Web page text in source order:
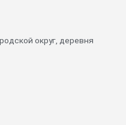
округ, деревня